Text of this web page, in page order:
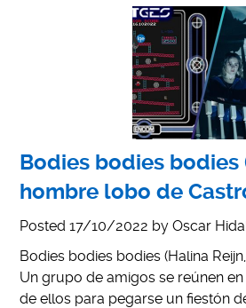
Bodies bodies bodies
hombre lobo de
Posted17/10/2022 byOscar
Bodies bodies bodies (Halina
Un grupo de amigos se reúnen
de ellos para pegarse un fiestón